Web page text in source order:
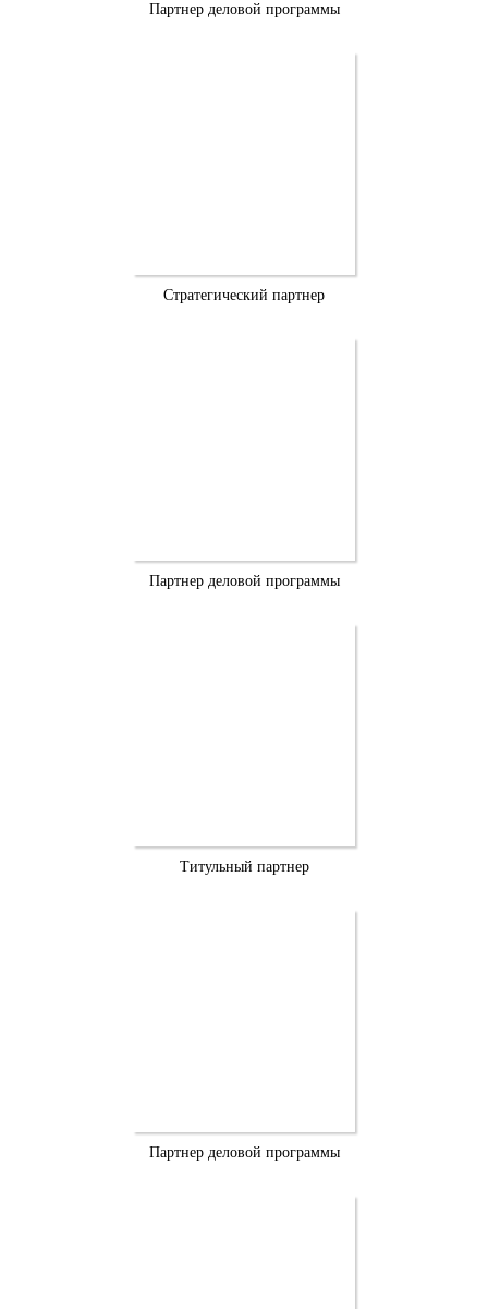
Партнер деловой программы
Стратегический партнер
Партнер деловой программы
Титульный партнер
Партнер деловой программы